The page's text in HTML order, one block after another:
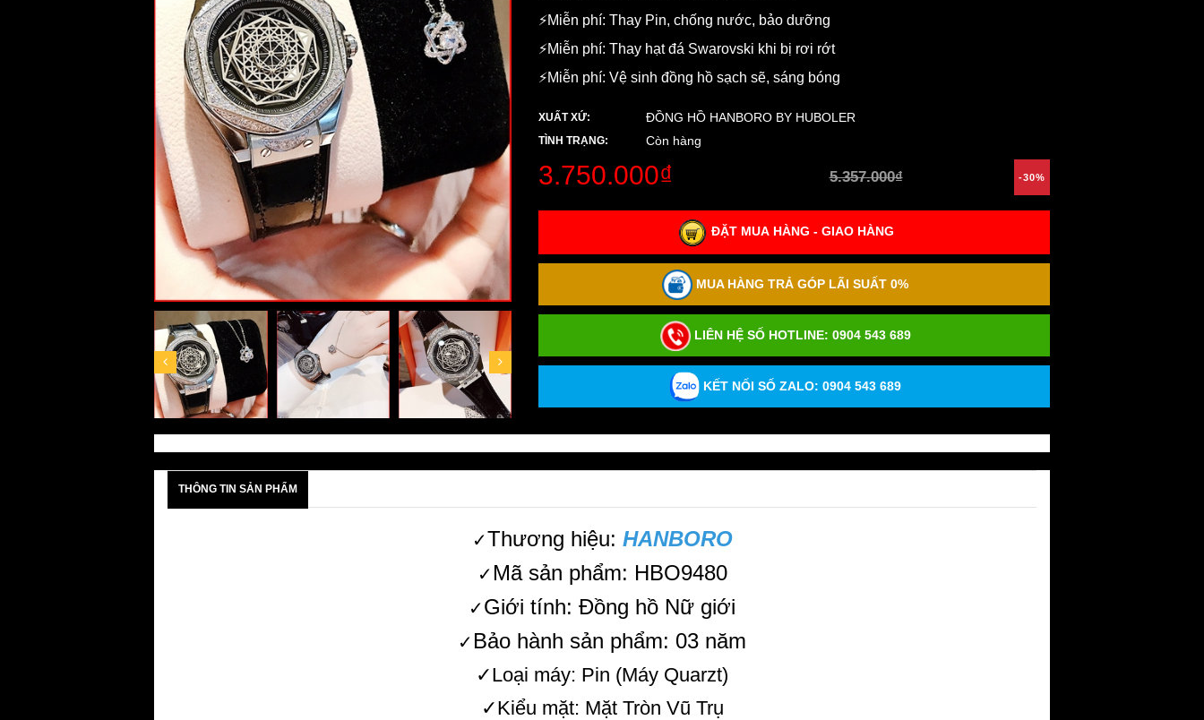
⚡️Miễn phí: Thay Pin, chống nước, bảo dưỡng
⚡️Miễn phí: Thay hạt đá Swarovski khi bị rơi rớt
⚡️Miễn phí: Vệ sinh đồng hồ sạch sẽ, sáng bóng
XUẤT XỨ: ĐỒNG HỒ HANBORO BY HUBOLER
TÌNH TRẠNG: Còn hàng
3.750.000₫ 5.357.000₫ -30%
ĐẶT MUA HÀNG - GIAO HÀNG
MUA HÀNG TRẢ GÓP LÃI SUẤT 0%
LIÊN HỆ SỐ HOTLINE: 0904 543 689
KẾT NỐI SỐ ZALO: 0904 543 689
THÔNG TIN SẢN PHẨM
✓Thương hiệu: HANBORO
✓ Mã sản phẩm: HBO9480
✓Giới tính: Đồng hồ Nữ giới
✓ Bảo hành sản phẩm: 03 năm
✓Loại máy: Pin (Máy Quarzt)
✓Kiểu mặt: Mặt Tròn Vũ Trụ